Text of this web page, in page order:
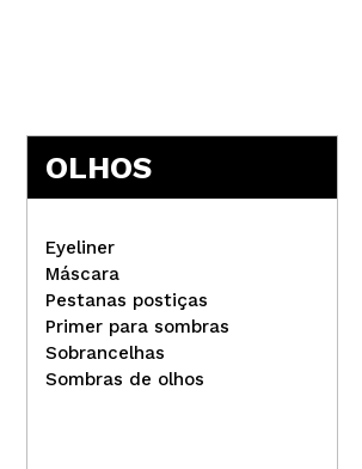
Revolution - Paleta de
OLHOS
Eyeliner
Máscara
Pestanas postiças
Primer para sombras
Sobrancelhas
Sombras de olhos